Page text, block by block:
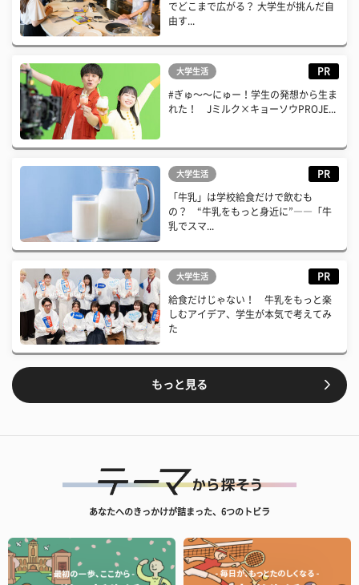
でどこまで広がる？ 大学生が挑んだ自
由す...
大学生活 PR
#ぎゅ〜〜にゅー！学生の発想から生ま
れた！ Jミルク×キョーソウPROJE...
大学生活 PR
「牛乳」は学校給食だけで飲むも
の？ “牛乳をもっと身近に”――「牛
乳でスマ...
大学生活 PR
給食だけじゃない！ 牛乳をもっと楽
しむアイデア、学生が本気で考えてみ
た
もっと見る
あなたへのきっかけが詰まった、6つのトビラ